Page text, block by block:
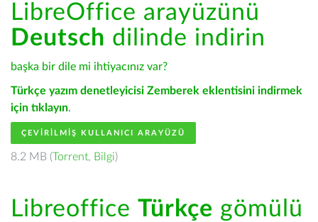
LibreOffice arayüzünü
Deutsch dilinde indirin
başka bir dile mi ihtiyacınız var?
Türkçe yazım denetleyicisi Zemberek eklentisini indirmek
için tıklayın.
ÇEVIRILMIŞ KULLANICI ARAYÜZÜ
8.2 MB (Torrent, Bilgi)
Libreoffice Türkçe gömülü